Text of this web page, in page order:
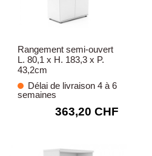
Rangement semi-ouvert
L. 80,1 x H. 183,3 x P.
43,2cm
Délai de livraison 4 à 6
semaines
363,20 CHF